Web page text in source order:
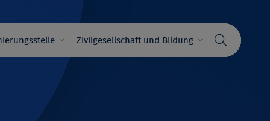
Zivilgesellschaft und Bildung